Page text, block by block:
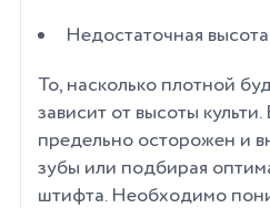
Недостаточная высота
То, насколько плотной
зависит от высоты
предельно осторожен и
зубы или подбирая
штифта. Необходимо